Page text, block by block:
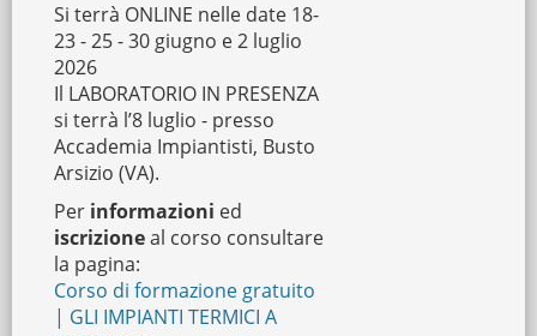
Si terrà ONLINE nelle date 18-
23 - 25 - 30 giugno e 2 luglio
2026
Il LABORATORIO IN PRESENZA
si terrà l’8 luglio - presso
Accademia Impiantisti, Busto
Arsizio (VA).
Per informazioni ed
iscrizioneal corso consultare
la pagina:
Corso di formazione gratuito
| GLI IMPIANTI TERMICI A